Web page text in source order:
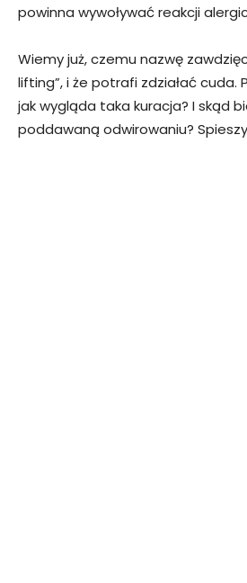
powinna wywoływać reakcji
Wiemy już, czemu nazwę
lifting”, i że potrafi zdziałać
jak wygląda taka kuracja? I skąd
poddawaną odwirowaniu?